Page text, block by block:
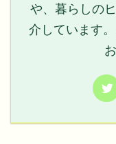
や、暮らしの
介しています